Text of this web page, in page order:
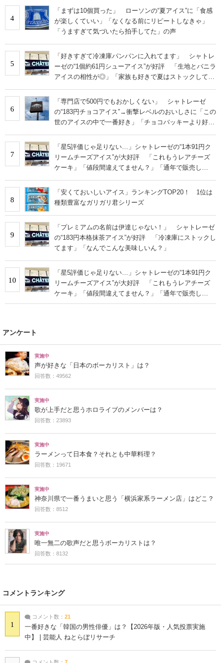
4
「まずは10個買った」 ローソンの“夏アイス”に「食感
が楽しくていい」「なくなる前にリピートしなきゃ」
「うますぎて気づいたら拍手してた」の声
5
「好きすぎて冷凍庫パンパンに入れてます」 シャトレ
ーゼの“1個約61円シューアイス”が好評 「生地とバニラ
アイスの相性が◎」「家族も好きで夏はストックして
6
「専門店で500円でもおかしくない」 シャトレーゼ
の“183円チョコアイス”→衝撃レベルのおいしさに「この
世のアイスの中で一番好き」「チョコバッキーより好
7
「星5評価じゃ足りない…」シャトレーゼの“1本91円ク
リームチーズアイス”が大好評 「これもうレアチーズ
ケーキ」「値段間違えてません？」「通年で販売し
8
「安くておいしいアイス」ランキングTOP20！ 1位は
種類豊富なガリガリ君シリーズ
9
「プレミアムの名前は伊達じゃない！」 シャトレーゼ
の“183円本格抹茶アイス”が好評 「冷凍庫にストックし
てます」「なんでこんな美味しいん？」
10
「星5評価じゃ足りない…」シャトレーゼの“1本91円ク
リームチーズアイス”が大好評 「これもうレアチーズ
ケーキ」「値段間違えてません？」「通年で販売し
て！」の声
アンケート
実施中
声が好きな「日本のボーカリスト」は？
回答数：49562
実施中
歌が上手だと思うホロライブのメンバーは？
回答数：23893
実施中
ラーメンって日本食？それとも中華料理？
回答数：19671
実施中
神奈川県で一番うまいと思う「横浜家系ラーメン店」はどこ？
回答数：8512
実施中
唯一無二の歌声だと思うボーカリストは？
回答数：8132
コメントランキング
1
コメント数： 21
一番好きな「韓国の男性俳優」は？【2026年版・人気投票実施
中】 | 芸能人 ねとらぼリサーチ